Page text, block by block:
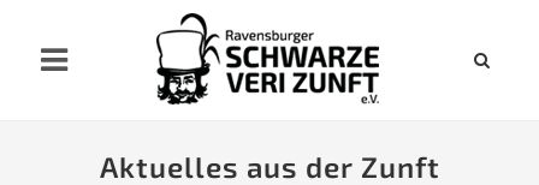
Aktuelles aus der Zunft